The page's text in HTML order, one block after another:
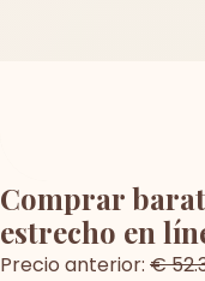
Comprar
estrecho en
Precio anterior: €